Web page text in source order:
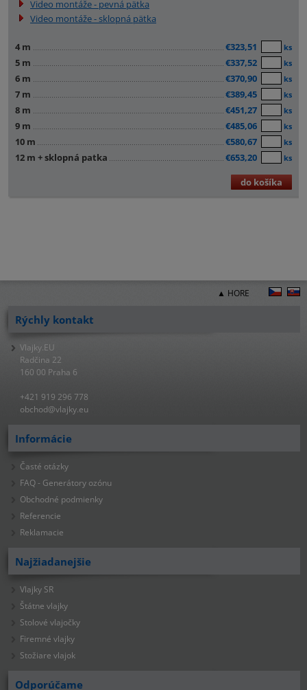
Video montáže - pevná pätka
Video montáže - sklopná pätka
4 m €323,51 ks
5 m €337,52 ks
6 m €370,90 ks
7 m €389,45 ks
8 m €451,27 ks
9 m €485,06 ks
10 m €580,67 ks
12 m + sklopná patka €653,20 ks
do košíka
▲ HORE
Rýchly kontakt
Vlajky.EU
Radčina 22
160 00 Praha 6
+421 919 296 778
obchod@vlajky.eu
Informácie
Časté otázky
FAQ - Generátory ozónu
Obchodné podmienky
Referencie
Reklamacie
Najžiadanejšie
Vlajky SR
Štátne vlajky
Stolové vlajočky
Firemné vlajky
Stožiare vlajok
Odporúčame